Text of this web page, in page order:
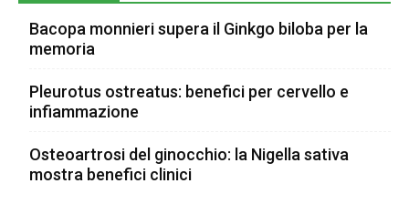
Bacopa monnieri supera il Ginkgo biloba per la
memoria
Pleurotus ostreatus: benefici per cervello e
infiammazione
Osteoartrosi del ginocchio: la Nigella sativa
mostra benefici clinici